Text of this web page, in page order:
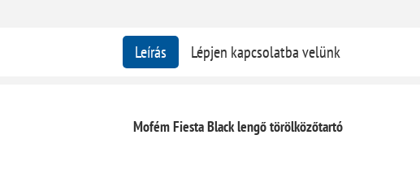
Leírás Lépjen kapcsolatba velünk
Mofém Fiesta Black lengő törölközőtartó